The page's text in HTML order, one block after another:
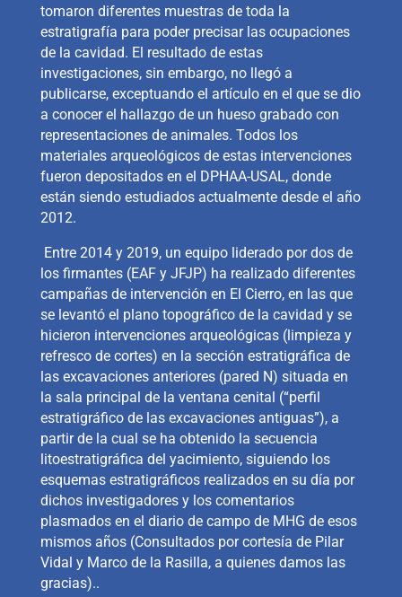
tomaron diferentes muestras de toda la
estratigrafía para poder precisar las ocupaciones
de la cavidad. El resultado de estas
investigaciones, sin embargo, no llegó a
publicarse, exceptuando el artículo en el que se dio
a conocer el hallazgo de un hueso grabado con
representaciones de animales. Todos los
materiales arqueológicos de estas intervenciones
fueron depositados en el DPHAA-USAL, donde
están siendo estudiados actualmente desde el año
2012.
Entre 2014 y 2019, un equipo liderado por dos de
los firmantes (EAF y JFJP) ha realizado diferentes
campañas de intervención en El Cierro, en las que
se levantó el plano topográfico de la cavidad y se
hicieron intervenciones arqueológicas (limpieza y
refresco de cortes) en la sección estratigráfica de
las excavaciones anteriores (pared N) situada en
la sala principal de la ventana cenital (“perfil
estratigráfico de las excavaciones antiguas”), a
partir de la cual se ha obtenido la secuencia
litoestratigráfica del yacimiento, siguiendo los
esquemas estratigráficos realizados en su día por
dichos investigadores y los comentarios
plasmados en el diario de campo de MHG de esos
mismos años (Consultados por cortesía de Pilar
Vidal y Marco de la Rasilla, a quienes damos las
gracias)..